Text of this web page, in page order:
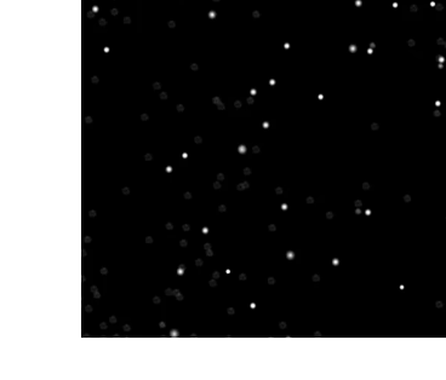
00:00 / 00:00